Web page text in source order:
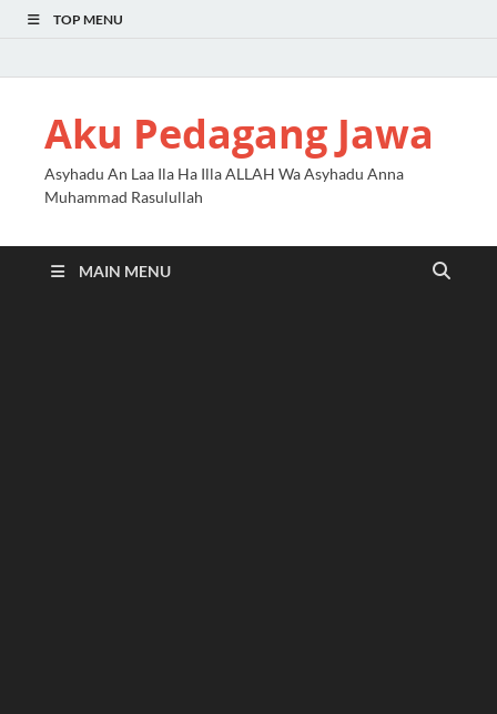
TOP MENU
Aku Pedagang Jawa
Asyhadu An Laa Ila Ha Illa ALLAH Wa Asyhadu Anna
Muhammad Rasulullah
MAIN MENU